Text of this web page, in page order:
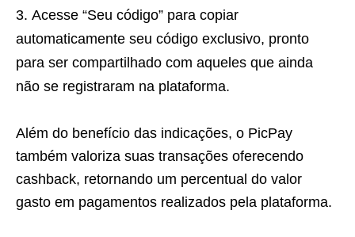
Acesse “Seu código” para copiar
automaticamente seu código exclusivo, pronto
para ser compartilhado com aqueles que ainda
não se registraram na plataforma.
Além do benefício das indicações, o PicPay
também valoriza suas transações oferecendo
cashback, retornando um percentual do valor
gasto em pagamentos realizados pela plataforma.